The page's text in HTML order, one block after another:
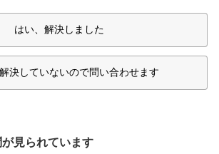
はい、解決しました
決していないので問い合わせます
見られています